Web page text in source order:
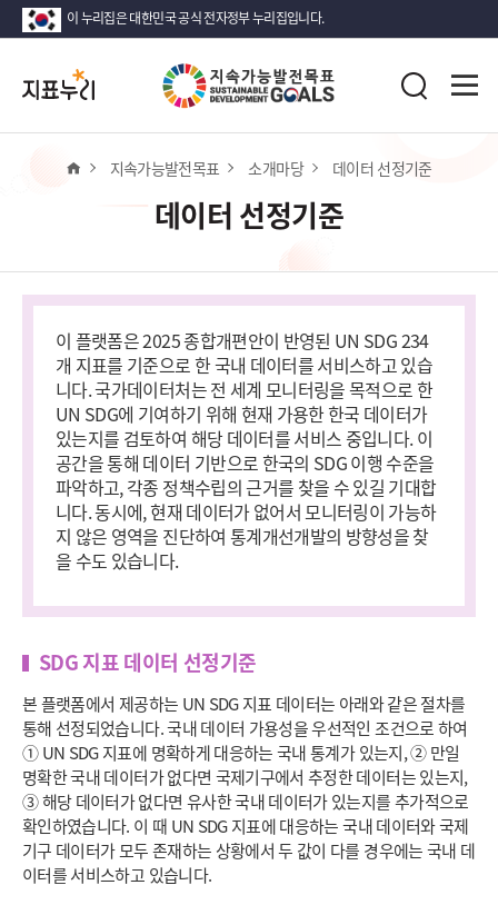
이 누리집은 대한민국 공식 전자정부 누리집입니다.
지
표
누
검
홈 지속가능발전목표 소개마당 데이터 선정기준
데이터 선정기준
이 플랫폼은 2025 종합개편안이 반영된 UN SDG 234
개 지표를 기준으로 한 국내 데이터를 서비스하고 있습
니다. 국가데이터처는 전 세계 모니터링을 목적으로 한
UN SDG에 기여하기 위해 현재 가용한 한국 데이터가
있는지를 검토하여 해당 데이터를 서비스 중입니다. 이
공간을 통해 데이터 기반으로 한국의 SDG 이행 수준을
파악하고, 각종 정책수립의 근거를 찾을 수 있길 기대합
니다. 동시에, 현재 데이터가 없어서 모니터링이 가능하
지 않은 영역을 진단하여 통계개선개발의 방향성을 찾
을 수도 있습니다.
SDG 지표 데이터 선정기준
본 플랫폼에서 제공하는 UN SDG 지표 데이터는 아래와 같은 절차를
통해 선정되었습니다. 국내 데이터 가용성을 우선적인 조건으로 하여
① UN SDG 지표에 명확하게 대응하는 국내 통계가 있는지, ② 만일
명확한 국내 데이터가 없다면 국제기구에서 추정한 데이터는 있는지,
③ 해당 데이터가 없다면 유사한 국내 데이터가 있는지를 추가적으로
확인하였습니다. 이 때 UN SDG 지표에 대응하는 국내 데이터와 국제
기구 데이터가 모두 존재하는 상황에서 두 값이 다를 경우에는 국내 데
이터를 서비스하고 있습니다.